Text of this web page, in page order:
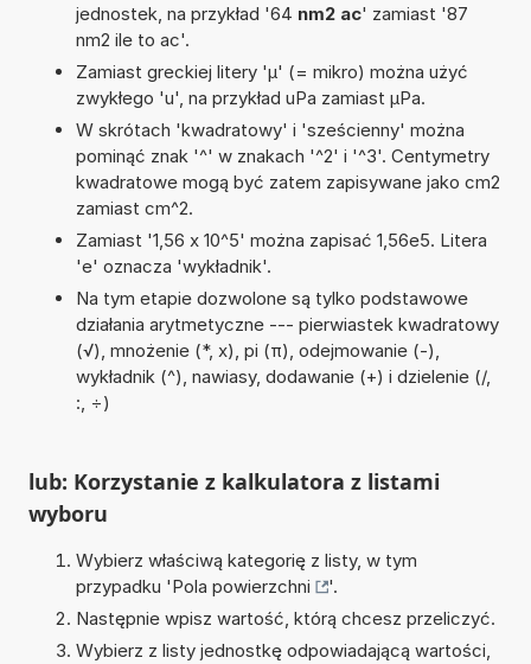
jednostek, na przykład '64 nm2 ac' zamiast '87
nm2 ile to ac'.
Zamiast greckiej litery 'µ' (= mikro) można użyć
zwykłego 'u', na przykład uPa zamiast µPa.
W skrótach 'kwadratowy' i 'sześcienny' można
pominąć znak '^' w znakach '^2' i '^3'. Centymetry
kwadratowe mogą być zatem zapisywane jako cm2
zamiast cm^2.
Zamiast '1,56 x 10^5' można zapisać 1,56e5. Litera
'e' oznacza 'wykładnik'.
Na tym etapie dozwolone są tylko podstawowe
działania arytmetyczne --- pierwiastek kwadratowy
(√), mnożenie (*, x), pi (π), odejmowanie (-),
wykładnik (^), nawiasy, dodawanie (+) i dzielenie (/,
:, ÷)
lub: Korzystanie z kalkulatora z listami
wyboru
Wybierz właściwą kategorię z listy, w tym
przypadku 'Pola powierzchni
'.
Następnie wpisz wartość, którą chcesz przeliczyć.
Wybierz z listy jednostkę odpowiadającą wartości,